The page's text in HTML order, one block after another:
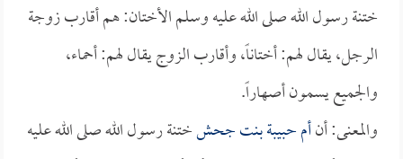
ختنة رسول الله صلى الله عليه وسلم الأختان: هم أقارب زوجة
الرجل، يقال لهم: أختاناً، وأقارب الزوج يقال لهم: أحماء،
والجميع يسمون أصهاراً.
والمعنى: أنأم حبيبة بنت جحشختنة رسول الله صلى الله عليه